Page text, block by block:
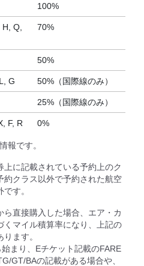
100%
Q,
70%
50%
G 50%（国際線のみ）
25%（国際線のみ）
F, R 0%
報です。
上に記載されている予約上のク
約クラス以外で予約された航空
す。
ら直接購入した場合、エア・カ
くマイル積算率になり、上記の
ます。
始まり、Eチケット記載のFARE
GT/BAの記載がある場合や、